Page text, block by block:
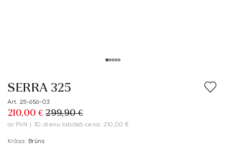
SERRA 325
Art. 25-656-03
210,00 € 299,90 €
ar PVN | 30 dienu labākā cena: 210,00 €
Krāsa: Brūns